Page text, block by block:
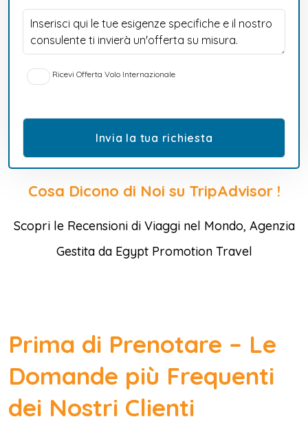
Ricevi Offerta Volo Internazionale
Cosa Dicono di Noi su TripAdvisor !
Scopri le Recensioni di Viaggi nel Mondo, Agenzia
Gestita da Egypt Promotion Travel
Prima di Prenotare – Le
Domande più Frequenti
dei Nostri Clienti